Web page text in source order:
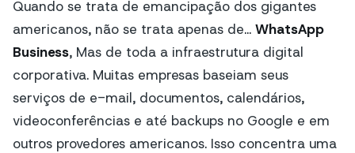
Quando se trata de emancipação dos gigantes
americanos, não se trata apenas de... WhatsApp
Business, Mas de toda a infraestrutura digital
corporativa. Muitas empresas baseiam seus
serviços de e-mail, documentos, calendários,
videoconferências e até backups no Google e em
outros provedores americanos. Isso concentra uma